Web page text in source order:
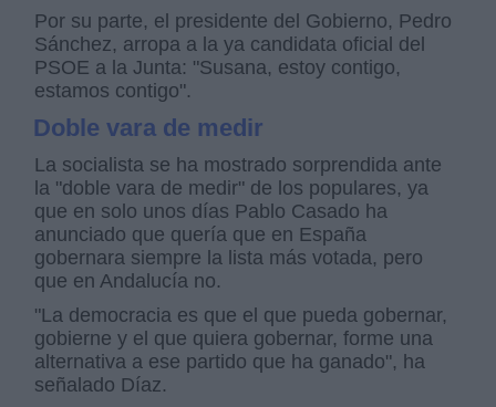
Por su parte, el presidente del Gobierno, Pedro
Sánchez, arropa a la ya candidata oficial del
PSOE a la Junta: "Susana, estoy contigo,
estamos contigo".
Doble vara de medir
La socialista se ha mostrado sorprendida ante
la "doble vara de medir" de los populares, ya
que en solo unos días Pablo Casado ha
anunciado que quería que en España
gobernara siempre la lista más votada, pero
que en Andalucía no.
"La democracia es que el que pueda gobernar,
gobierne y el que quiera gobernar, forme una
alternativa a ese partido que ha ganado", ha
señalado Díaz.